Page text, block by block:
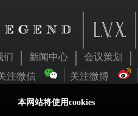
本网站将使用cookies
们 新闻中心 会议策划
注微信 关注微博